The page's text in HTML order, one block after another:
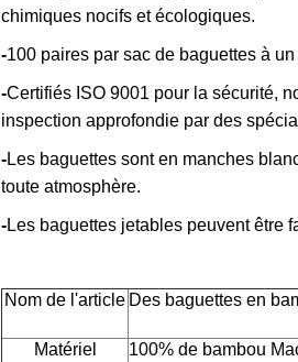
chimiques nocifs et écologiques.
-100 paires par sac de baguettes à
-Certifiés ISO 9001 pour la sécurité,
inspection approfondie par des
-Les baguettes sont en manches
toute atmosphère.
-Les baguettes jetables peuvent être
Nom de l'article Des baguettes en
Matériel 100% de bambou